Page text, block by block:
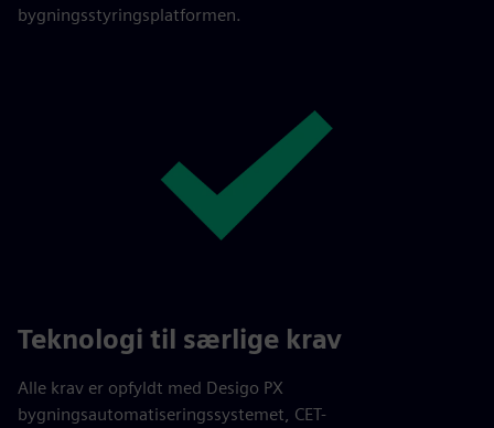
bygningsstyringsplatformen.
Teknologi til særlige krav
Alle krav er opfyldt med Desigo PX
bygningsautomatiseringssystemet, CET-